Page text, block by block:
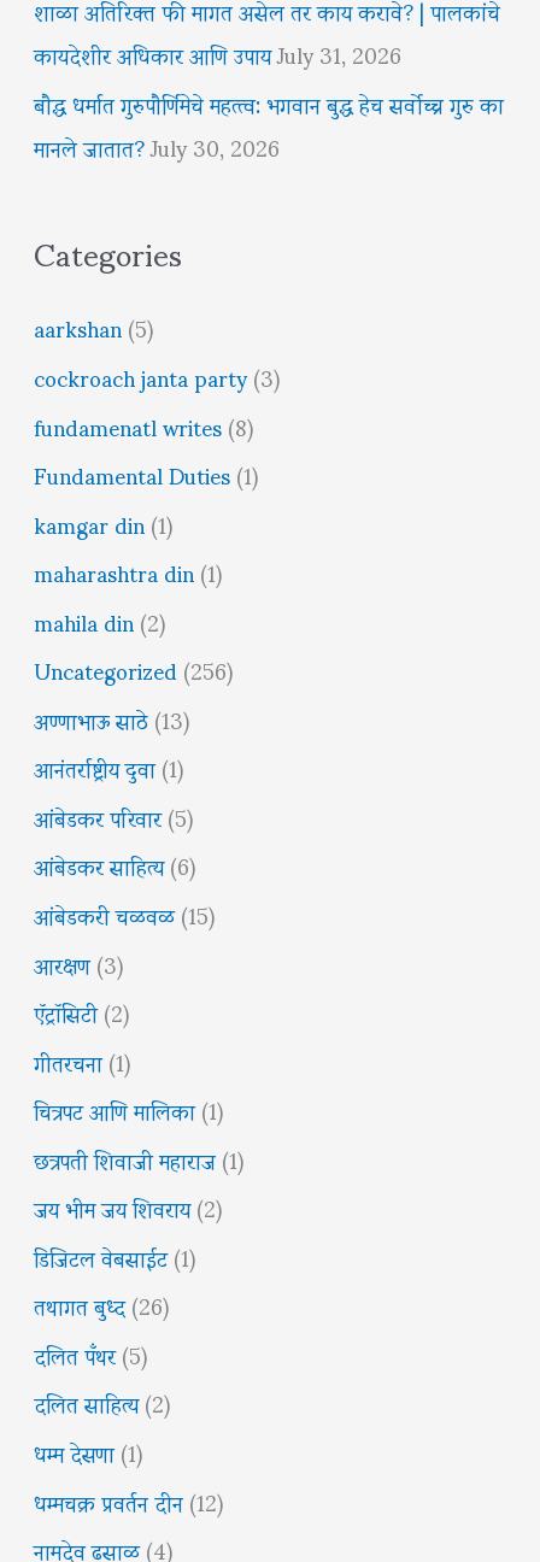
कायदेशीर अधिकार आणि उपायJuly 31, 2026
बौद्ध धर्मात गुरुपौर्णिमेचे महत्त्व: भगवान बुद्ध हेच सर्वोच्च गुरु का
मानले जातात?July 30, 2026
Categories
aarkshan(5)
cockroach janta party(3)
fundamenatl writes(8)
Fundamental Duties(1)
kamgar din(1)
maharashtra din(1)
mahila din(2)
Uncategorized(256)
अण्णाभाऊ साठे(13)
आनंतर्राष्ट्रीय दुवा(1)
आंबेडकर परिवार(5)
आंबेडकर साहित्य(6)
आंबेडकरी चळवळ(15)
आरक्षण(3)
ऍट्रॉसिटी(2)
गीतरचना(1)
चित्रपट आणि मालिका(1)
छत्रपती शिवाजी महाराज(1)
जय भीम जय शिवराय(2)
डिजिटल वेबसाईट(1)
तथागत बुध्द(26)
दलित पँथर(5)
दलित साहित्य(2)
धम्म देसणा(1)
धम्मचक्र प्रवर्तन दीन(12)